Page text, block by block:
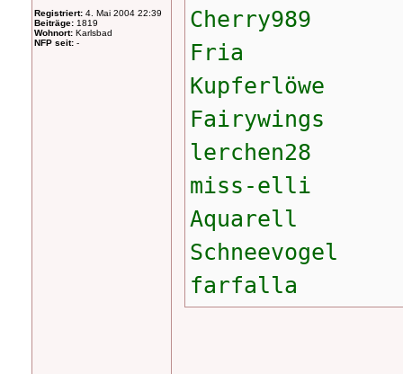
Registriert: 4. Mai 2004 22:39
Beiträge: 1819
Wohnort: Karlsbad
NFP seit: -
Cherry989
Fria
Kupferlöwe
Fairywings
lerchen28
miss-elli
Aquarell
Schneevogel
farfalla